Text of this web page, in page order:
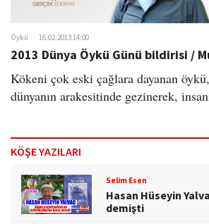
Öykü 16.02.2013 14:00
2013 Dünya Öykü Günü bildirisi /
Kökeni çok eski çağlara dayanan
dünyanın arakesitinde gezinerek,
KÖŞE YAZILARI
Selim Esen
Hasan Hüseyin
demişti